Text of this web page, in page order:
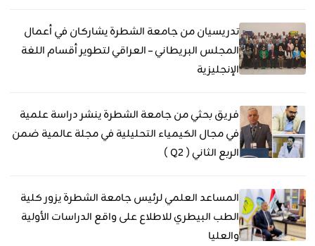
تدريسيان من جامعة الشطرة يشاركان في أعمال
المجلس البريطاني – العراقي لتطوير أقسام اللغة
الإنجليزية
فريق بحثي من جامعة الشطرة ينشر دراسة علمية
في مجال الكيمياء التحليلية في مجلة عالمية ضمن
الربع الثاني ( Q2 )
المساعد العلمي لرئيس جامعة الشطرة يزور كلية
الطب البيطري للاطلاع على واقع الدراسات الأولية
والعليا